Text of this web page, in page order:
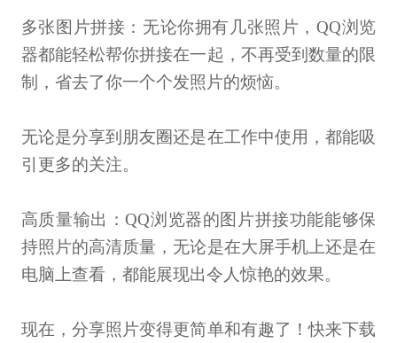
多张图片拼接：无论你拥有几张照片，QQ浏览
器都能轻松帮你拼接在一起，不再受到数量的限
制，省去了你一个个发照片的烦恼。
无论是分享到朋友圈还是在工作中使用，都能吸
引更多的关注。
高质量输出：QQ浏览器的图片拼接功能能够保
持照片的高清质量，无论是在大屏手机上还是在
电脑上查看，都能展现出令人惊艳的效果。
现在，分享照片变得更简单和有趣了！快来下载